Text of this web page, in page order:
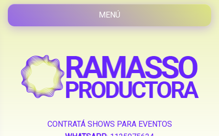
CONTRATÁ SHOWS PARA EVENTOS